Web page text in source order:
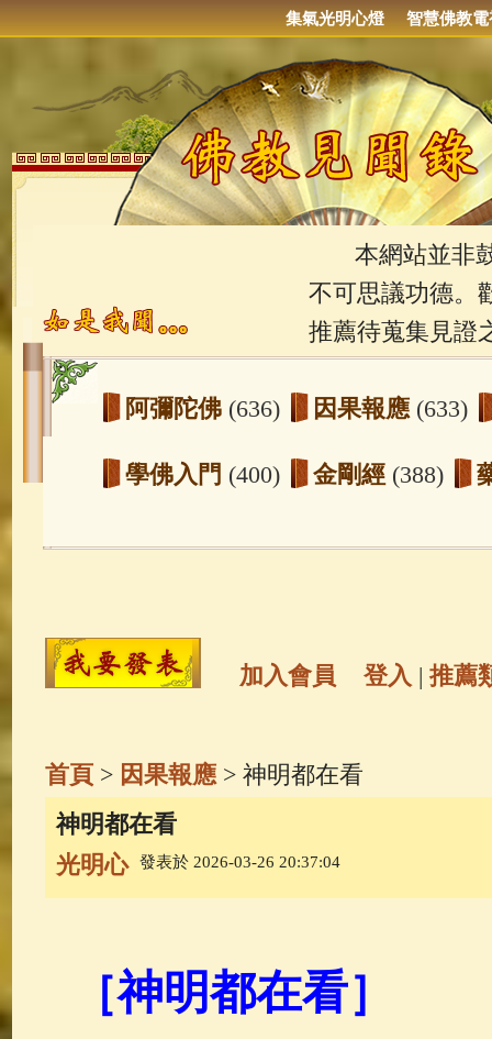
集氣光明心燈 智慧佛教電
本網站並非鼓
不可思議功德。
推薦待蒐集見證
阿彌陀佛 (636) 因果報應 (633)
學佛入門 (400) 金剛經 (388)
玉曆寶鈔(236) 地藏經(225)
高僧故事 (141) 放生護生 (133)
一切如來心秘密全身舍利寶篋印
釋迦牟尼佛傳 (69)
佛典故事(37) 佛說療痔(腫瘤)
加入會員 登入 | 推薦
首頁> 因果報應> 神明都在看
神明都在看
光明心
發表於 2026-03-26 20:37:04
［神明都在看］